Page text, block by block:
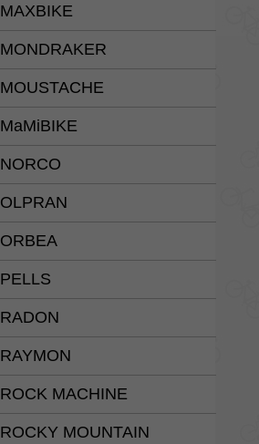
MAXBIKE
MONDRAKER
MOUSTACHE
MaMiBIKE
NORCO
OLPRAN
ORBEA
PELLS
RADON
RAYMON
ROCK MACHINE
ROCKY MOUNTAIN